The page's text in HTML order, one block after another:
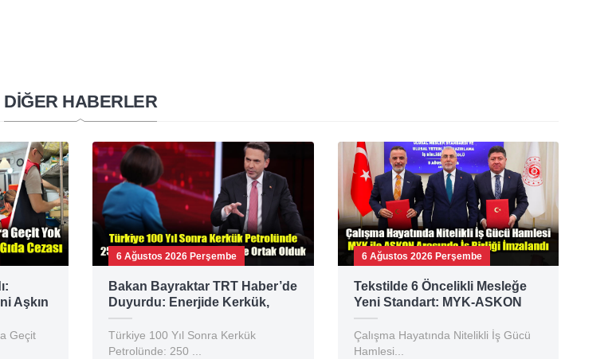
DİĞER HABERLER
Aşkın
Geçit
6 Ağustos 2026 Perşembe
Bakan Bayraktar TRT Haber’de
Duyurdu: Enerjide Kerkük,
Gabar ve Karadeniz Hamlesi
Türkiye 100 Yıl Sonra Kerkük
Petrolünde: 250 ...
6 Ağustos 2026 Perşembe
Tekstilde 6 Öncelikli Mesleğe
Yeni Standart: MYK-ASKON
Protokolü İmzalandı
Çalışma Hayatında Nitelikli İş Gücü
Hamlesi...